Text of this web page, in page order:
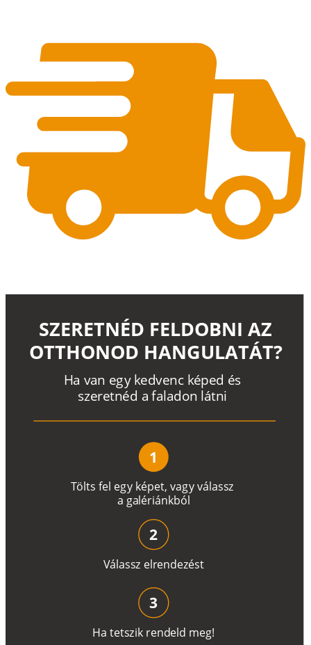
Tölts fel egy képet, vagyválassz
a galériánkból
Ha van egy kedvenc képed és
szeretnéd a faladon látni
SZERETNÉD FELDOBNI AZ
OTTHONOD HANGULATÁT?
1
Válassz elrendezést
2
Ha tetszik rendeld meg!
3